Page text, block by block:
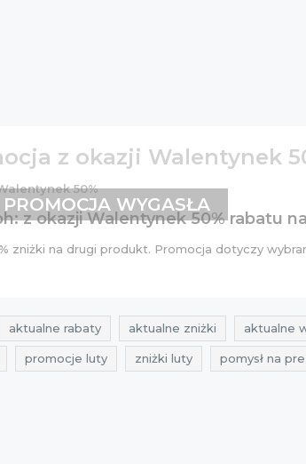
z okazji Walentynek
50%
z okazji Walentynek 50% rabatu
zniżki na drugi produkt. Promocja dotyczy
PROMOCJA WYGASŁA
aktualne rabaty aktualne zniżki aktualne
promocje luty zniżki luty pomysł na